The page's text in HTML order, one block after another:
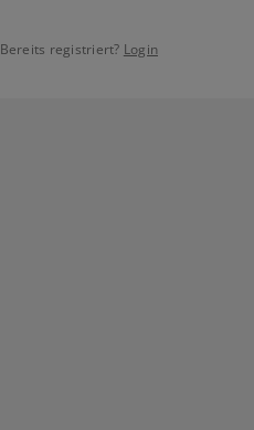
Bereits registriert? Login